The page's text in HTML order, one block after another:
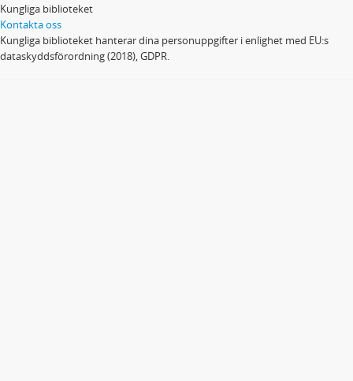
Kungliga biblioteket
Kontakta oss
Kungliga biblioteket hanterar dina personuppgifter i enlighet med EU:s
dataskyddsförordning (2018), GDPR.